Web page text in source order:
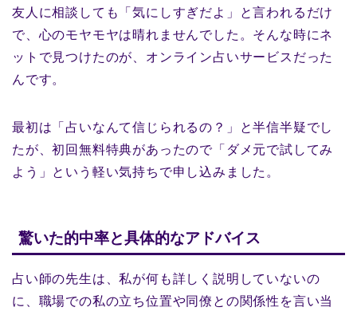
友人に相談しても「気にしすぎだよ」と言われるだけ
で、心のモヤモヤは晴れませんでした。そんな時にネ
ットで見つけたのが、オンライン占いサービスだった
んです。
最初は「占いなんて信じられるの？」と半信半疑でし
たが、初回無料特典があったので「ダメ元で試してみ
よう」という軽い気持ちで申し込みました。
驚いた的中率と具体的なアドバイス
占い師の先生は、私が何も詳しく説明していないの
に、職場での私の立ち位置や同僚との関係性を言い当